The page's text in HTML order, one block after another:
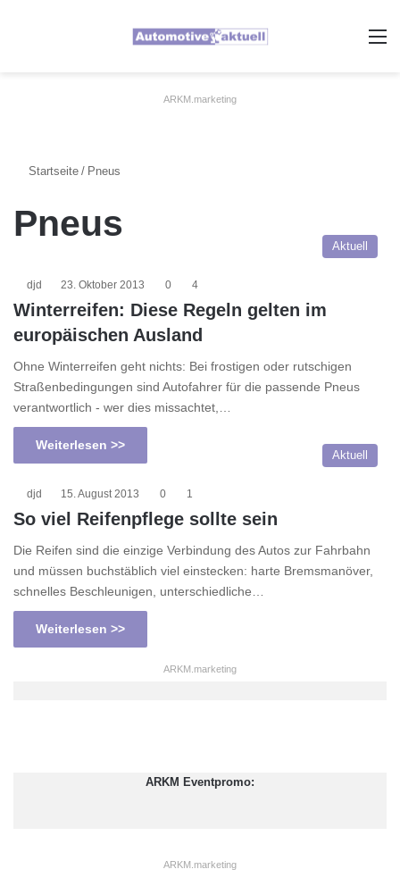
ARKM.marketing
Startseite / Pneus
Pneus
Aktuell
djd 23. Oktober 2013 0 4
Winterreifen: Diese Regeln gelten im
europäischen Ausland
Ohne Winterreifen geht nichts: Bei frostigen oder rutschigen
Straßenbedingungen sind Autofahrer für die passende Pneus
verantwortlich - wer dies missachtet,…
Weiterlesen >>
Aktuell
djd 15. August 2013 0 1
So viel Reifenpflege sollte sein
Die Reifen sind die einzige Verbindung des Autos zur Fahrbahn
und müssen buchstäblich viel einstecken: harte Bremsmanöver,
schnelles Beschleunigen, unterschiedliche…
Weiterlesen >>
ARKM.marketing
ARKM Eventpromo:
ARKM.marketing